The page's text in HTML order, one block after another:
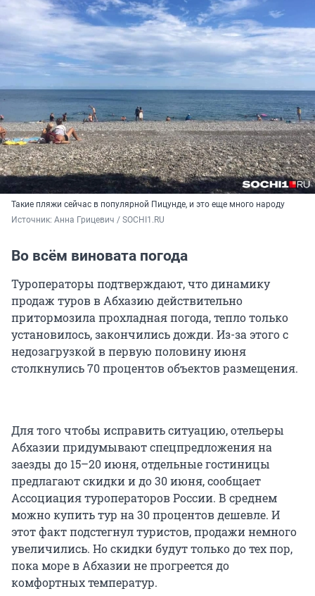
Такие пляжи сейчас в популярной Пицунде, и это еще много народу
Источник: Анна Грицевич / SOCHI1.RU
Во всём виновата погода
Туроператоры подтверждают, что динамику
продаж туров в Абхазию действительно
притормозила прохладная погода, тепло только
установилось, закончились дожди. Из-за этого с
недозагрузкой в первую половину июня
столкнулись 70 процентов объектов размещения.
Для того чтобы исправить ситуацию, отельеры
Абхазии придумывают спецпредложения на
заезды до 15–20 июня, отдельные гостиницы
предлагают скидки и до 30 июня, сообщает
Ассоциация туроператоров России. В среднем
можно купить тур на 30 процентов дешевле. И
этот факт подстегнул туристов, продажи немного
увеличились. Но скидки будут только до тех пор,
пока море в Абхазии не прогреется до
комфортных температур.